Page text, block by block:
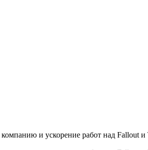
и ускорение работ над Fallout и